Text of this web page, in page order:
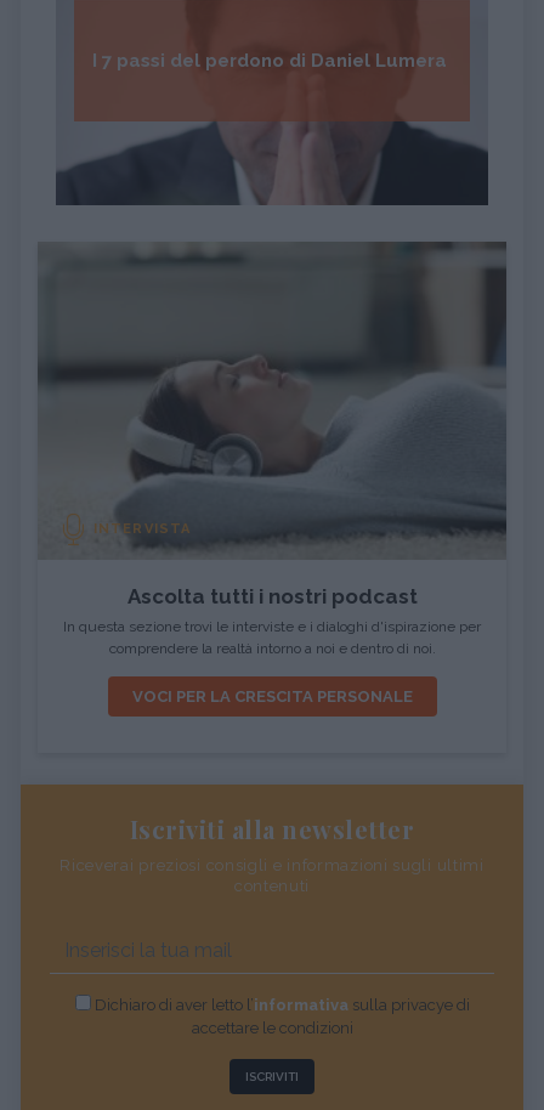
I 7 passi del perdono di Daniel Lumera
INTERVISTA
Ascolta tutti i nostri podcast
In questa sezione trovi le interviste e i dialoghi d'ispirazione per
comprendere la realtà intorno a noi e dentro di noi.
VOCI PER LA CRESCITA PERSONALE
Iscriviti alla newsletter
Riceverai preziosi consigli e informazioni sugli ultimi
contenuti
Dichiaro di aver letto l’informativasulla privacye di
accettare le condizioni
ISCRIVITI